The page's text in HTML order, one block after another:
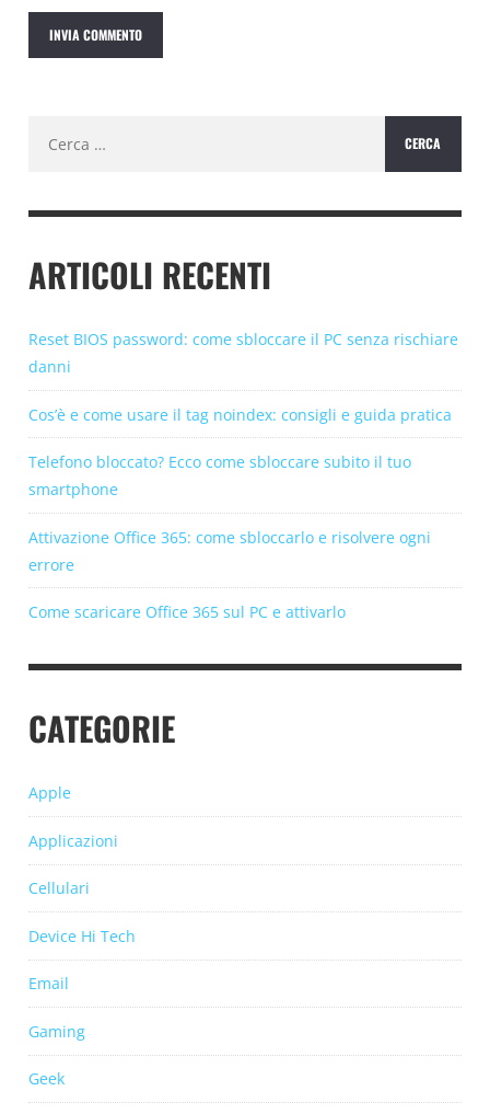
per:
ARTICOLI RECENTI
Reset BIOS password: come sbloccare il PC senza rischiare
danni
Cos’è e come usare il tag noindex: consigli e guida pratica
Telefono bloccato? Ecco come sbloccare subito il tuo
smartphone
Attivazione Office 365: come sbloccarlo e risolvere ogni
errore
Come scaricare Office 365 sul PC e attivarlo
CATEGORIE
Apple
Applicazioni
Cellulari
Device Hi Tech
Email
Gaming
Geek